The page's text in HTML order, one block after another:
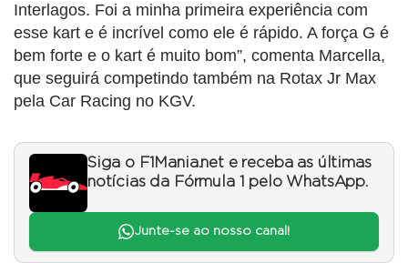
Interlagos. Foi a minha primeira experiência com
esse kart e é incrível como ele é rápido. A força G é
bem forte e o kart é muito bom”, comenta Marcella,
que seguirá competindo também na Rotax Jr Max
pela Car Racing no KGV.
Siga o F1Mania.net e receba as últimas
notícias da Fórmula 1 pelo WhatsApp.
Junte-se ao nosso canal!